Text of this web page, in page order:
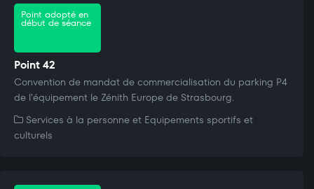
Point adopté en
début de séance
Point 42
Convention de mandat de commercialisation du parking P4
de l'équipement le Zénith Europe de Strasbourg.
Services à la personne et Equipements sportifs et
culturels